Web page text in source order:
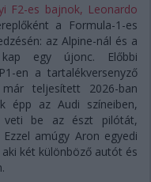
F2-es bajnok, Leonardo
a Formula-1-es
az Alpine-nál és a
kap egy újonc. Előbbi
en a tartalékversenyző
teljesített 2026-ban
épp az Audi színeiben,
veti be az észt pilótát,
amúgy Aron egyedi
két különböző autót és